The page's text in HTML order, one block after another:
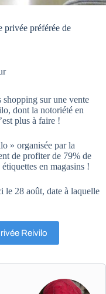
privée préférée de
shopping sur une vente
dont la notoriété en
plus à faire !
» organisée par la
de profiter de 79% de
en magasins !
le 28 août, date à laquelle
Reivilo